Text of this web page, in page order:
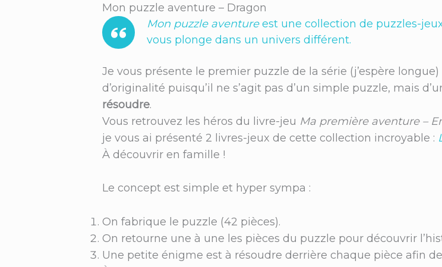
Mon puzzle aventure – Dragon
Mon puzzle aventureest une collection de puzzles-
vous plonge dans un univers différent.
Je vous présente le premier puzzle de la série (j’espère longue)
d’originalité puisqu’il ne s’agit pas d’un simple puzzle, mais
résoudre.
Vous retrouvez les héros du livre-jeu Ma première aventure –
je vous ai présenté 2 livres-jeux de cette collection incroyable :
À découvrir en famille !
Le concept est simple et hyper sympa :
On fabrique le puzzle (42 pièces).
On retourne une à une les pièces du puzzle pour découvrir
Une petite énigme est à résoudre derrière chaque pièce afin